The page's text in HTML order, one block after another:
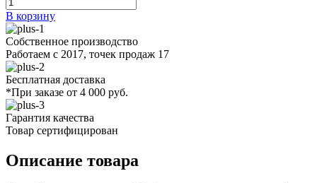
В корзину
Собственное производство
Работаем с 2017, точек продаж 17
Бесплатная доставка
*При заказе от 4 000 руб.
Гарантия качества
Товар сертифицирован
Описание товара